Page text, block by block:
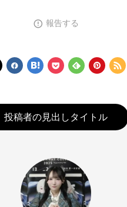
報告する
投稿者の見出しタイトル